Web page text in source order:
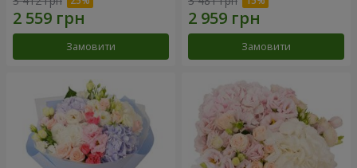
Замовити Замовити